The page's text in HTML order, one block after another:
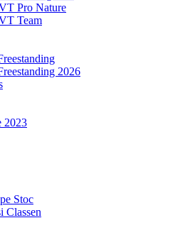
Pro Nature
Team
2026
2023
Stoc
Classen